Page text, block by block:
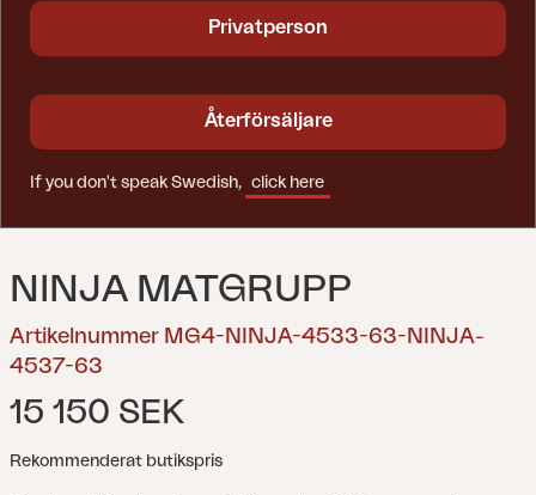
NINJA MATGRUPP
Artikelnummer MG4-NINJA-4533-63-NINJA-
4537-63
15 150 SEK
Rekommenderat butikspris
Privatperson
Återförsäljare
If you don't speak Swedish, click here